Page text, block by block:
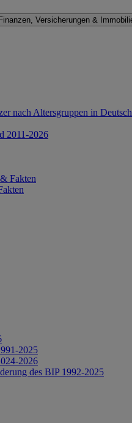
Finanzen, Versicherungen &
nach Altersgruppen in
2011-2026
Fakten
2025
2026
des BIP 1992-2025